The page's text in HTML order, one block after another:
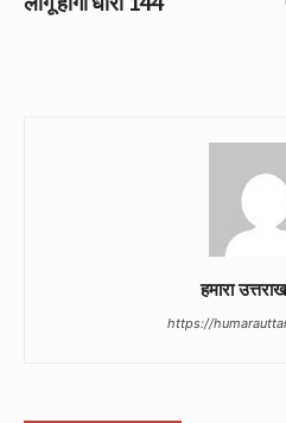
हमारा
https://